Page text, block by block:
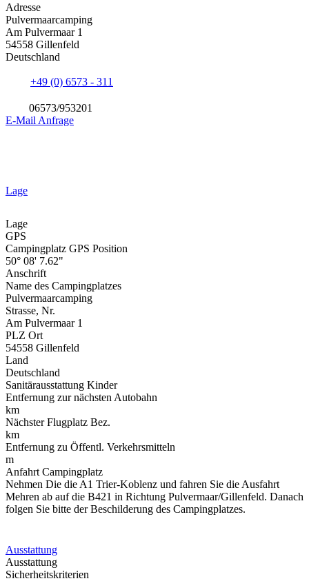
Adresse
Pulvermaarcamping
Am Pulvermaar 1
54558 Gillenfeld
Deutschland
+49 (0) 6573 - 311
06573/953201
E-Mail Anfrage
Lage
Lage
GPS
Campingplatz GPS Position
50° 08' 7.62"
Anschrift
Name des Campingplatzes
Pulvermaarcamping
Strasse, Nr.
Am Pulvermaar 1
PLZ Ort
54558 Gillenfeld
Land
Deutschland
Sanitärausstattung Kinder
Entfernung zur nächsten Autobahn
km
Nächster Flugplatz Bez.
km
Entfernung zu Öffentl. Verkehrsmitteln
m
Anfahrt Campingplatz
Nehmen Die die A1 Trier-Koblenz und fahren Sie die Ausfahrt
Mehren ab auf die B421 in Richtung Pulvermaar/Gillenfeld. Danach
folgen Sie bitte der Beschilderung des Campingplatzes.
Ausstattung
Ausstattung
Sicherheitskriterien